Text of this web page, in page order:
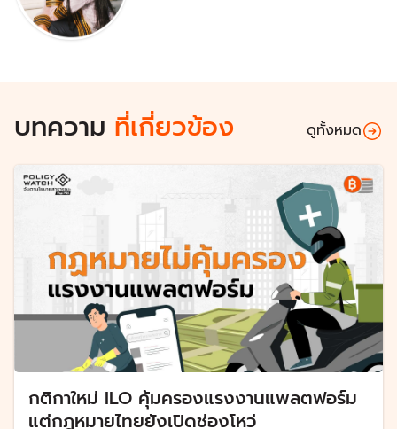
บทความ ที่เกี่ยวข้อง ดูทั้งหมด
กติกาใหม่ ILO คุ้มครองแรงงานแพลตฟอร์ม
แต่กฎหมายไทยยังเปิดช่องโหว่